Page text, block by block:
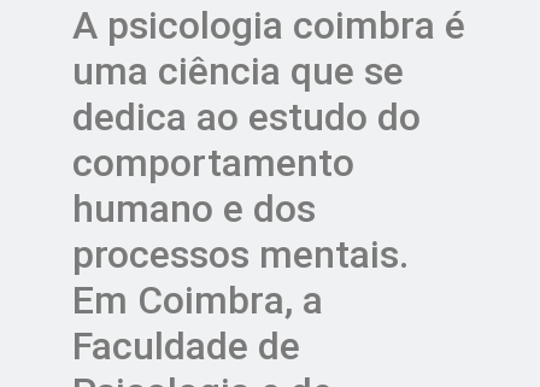
A psicologia coimbra é
uma ciência que se
dedica ao estudo do
comportamento
humano e dos
processos mentais.
Em Coimbra, a
Faculdade de